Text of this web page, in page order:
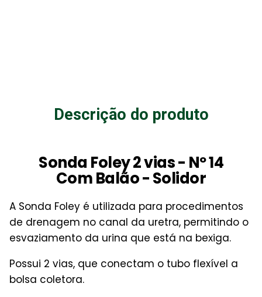
Descrição do produto
Sonda Foley 2 vias - Nº 14
Com Balão - Solidor
A Sonda Foley é utilizada para procedimentos
de drenagem no canal da uretra, permitindo o
esvaziamento da urina que está na bexiga.
Possui 2 vias, que conectam o tubo flexível a
bolsa coletora.